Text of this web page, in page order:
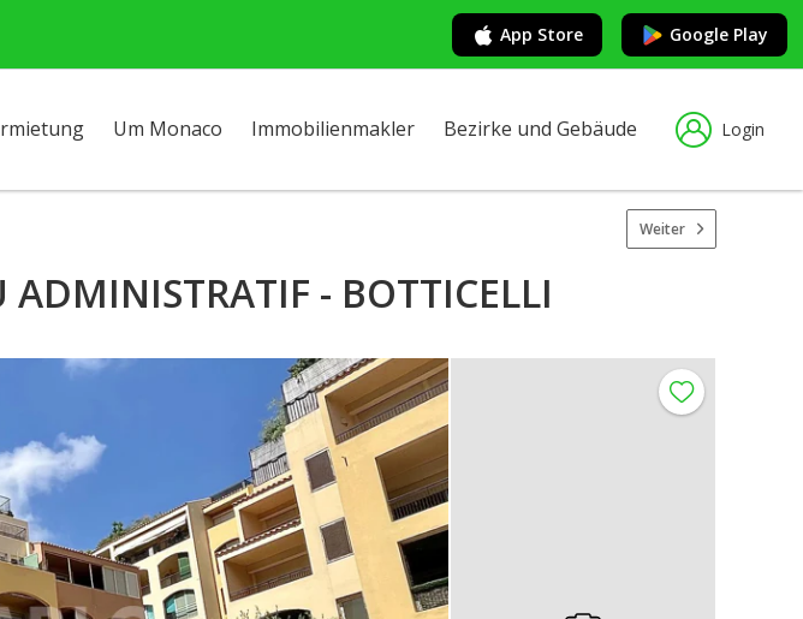
App Store Google Play
Um Monaco Immobilienmakler Bezirke und Gebäude Login
Weiter
- BOTTICELLI